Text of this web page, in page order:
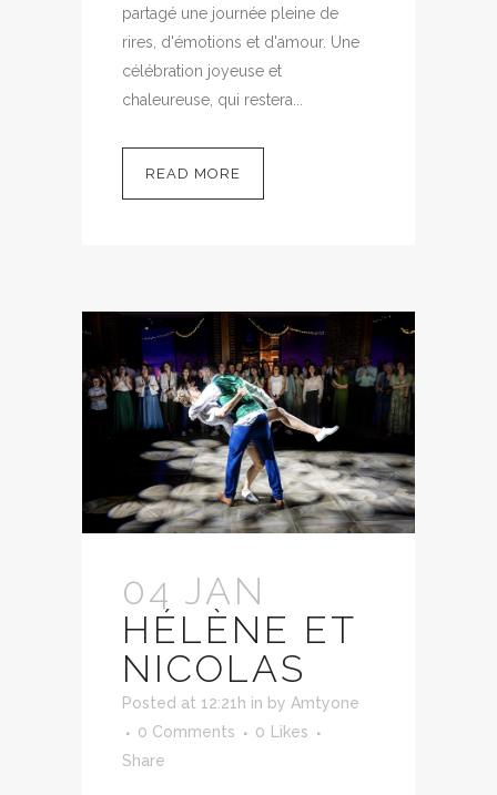
partagé une journée pleine de
rires, d'émotions et d'amour. Une
célébration joyeuse et
chaleureuse, qui restera...
READ MORE
04 JAN
HÉLÈNE ET
NICOLAS
Posted at 12:21h in by Amtyone
0 Comments
0 Likes
Share